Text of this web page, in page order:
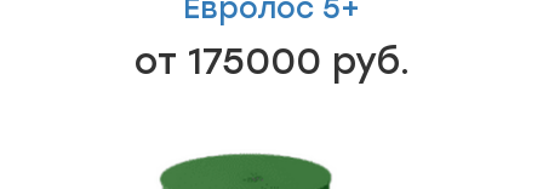
Евролос 5+
от 175000 руб.